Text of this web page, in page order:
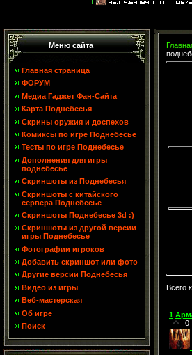
Меню сайта
Главная страница
ФОРУМ
Медиа Гаджет Фан-Сайта
Карта Поднебесья
Скрины оружия и доспехов
Комиксы по игре Поднебесье
Тесты по игре Поднебесье
Дополнения для игры
поднебесье
Скриншоты из Поднебесья
Скриншоты с китайского
сервера Поднебесье
Скриншоты Поднебесье 3d :)
Скриншоты из другой версии
игры Поднебесье
Фотографии игроков
Добавить скриншот или фото
Другие версии Поднебесья
Видео из игры
Веб-мастерская
Об игре
Поиск
Всего
1
0